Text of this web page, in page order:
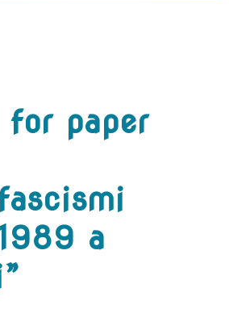
for paper
a